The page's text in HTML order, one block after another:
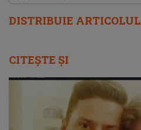
DISTRIBUIE ARTICOLUL
CITEȘTE ȘI